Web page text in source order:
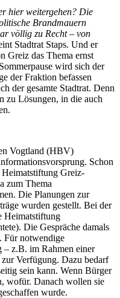
hier weitergehen? Die
Brandmauern
völlig zu Recht – von
Stadtrat Staps. Und er
Greiz das Thema ernst
wird sich der
der Fraktion befassen
der gesamte Stadtrat. Denn
zu Lösungen, in die auch
Vogtland (HBV)
Schon
Heimatstiftung Greiz-
zum Thema
Die Planungen zur
wurden gestellt. Bei der
Heimatstiftung
Die Gespräche damals
Für notwendige
– z.B. im Rahmen einer
Verfügung. Dazu bedarf
sein kann. Wenn Bürger
wofür. Danach wollen sie
wurde.